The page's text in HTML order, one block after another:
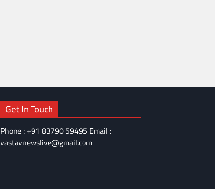
Get In Touch
Phone : +91 83790 59495 Email :
vastavnewslive@gmail.com